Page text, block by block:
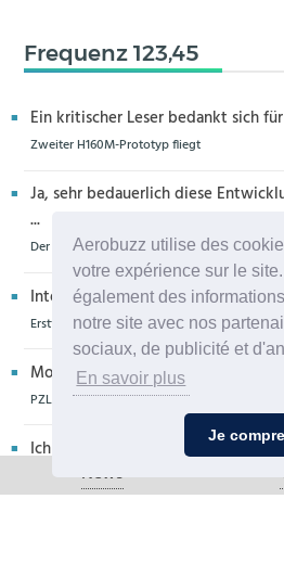
Aerobuzz utilise des
votre expérience sur le
également des
notre site avec nos
sociaux, de publicité et
En savoir plus
Je
Frequenz 123,45
Ein kritischer Leser bedankt sich
Zweiter H160M-Prototyp fliegt
Ja, sehr bedauerlich diese
...
Der Zero-G Airbus in Köln wird zerlegt, die
Interessantes Flugzeug, u. a. weil
Erstflug der Piper Seminole DX mit
Moin aus Schiffdorf, danke für die
PZL Mielec fertigt die ersten S-70 Firehawk
Ich glaube eher,dass dieser
hr...
Die erste CH-47F für die Luftwaffe ist in
News